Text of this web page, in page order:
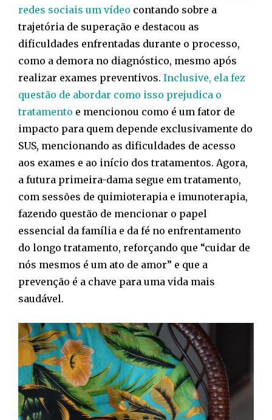
redes sociais um vídeo contando sobre a
trajetória de superação e destacou as
dificuldades enfrentadas durante o processo,
como a demora no diagnóstico, mesmo após
realizar exames preventivos. Inclusive, ela fez
questão de abordar como isso prejudica o
tratamento e mencionou como é um fator de
impacto para quem depende exclusivamente do
SUS, mencionando as dificuldades de acesso
aos exames e ao início dos tratamentos. Agora,
a futura primeira-dama segue em tratamento,
com sessões de quimioterapia e imunoterapia,
fazendo questão de mencionar o papel
essencial da família e da fé no enfrentamento
do longo tratamento, reforçando que “cuidar de
nós mesmos é um ato de amor” e que a
prevenção é a chave para uma vida mais
saudável.